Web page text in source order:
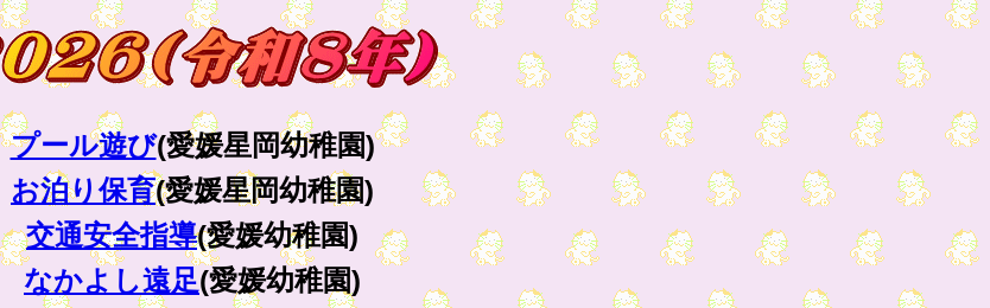
プール遊び(愛媛星岡幼稚園)
お泊り保育(愛媛星岡幼稚園)
交通安全指導(愛媛幼稚園)
なかよし遠足(愛媛幼稚園)